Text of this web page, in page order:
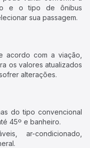
e o tipo de ônibus
sua passagem.
acordo com a viação,
os valores atualizados
alterações.
do tipo convencional
45º e banheiro.
ar-condicionado,